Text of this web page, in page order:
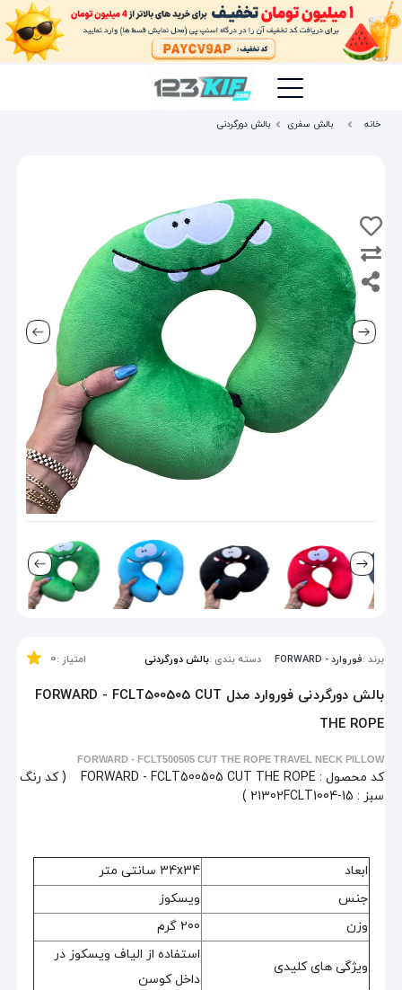
خانه بالش سفری بالش دورگردنی
برند :فوروارد - FORWARD دسته بندی :بالش دورگردنی امتیاز :0
بالش دورگردنی فوروارد مدل FORWARD - FCLT500505 CUT
THE ROPE
FORWARD - FCLT500505 CUT THE ROPE TRAVEL NECK PILLOW
کد محصول : FORWARD - FCLT500505 CUT THE ROPE
( کد رنگ
سبز : 21302FCLT1004-15 )
ابعاد
34x34 سانتی متر
جنس
ویسکوز
وزن
200 گرم
ویژگی های کلیدی
استفاده از الیاف ویسکوز در
داخل کوسن